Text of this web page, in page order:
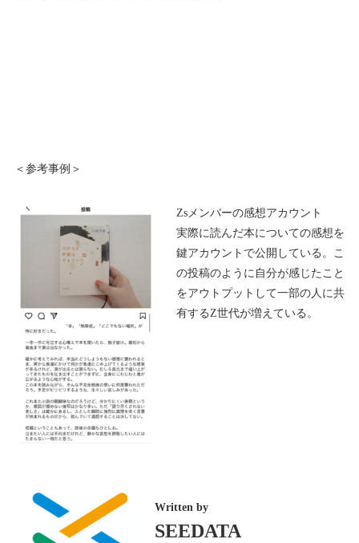
Written by
SEEDATA
＜参考事例＞
Zsメンバーの感想アカウント
実際に読んだ本についての感想を
鍵アカウントで公開している。こ
の投稿のように自分が感じたこと
をアウトプットして一部の人に共
有するZ世代が増えている。